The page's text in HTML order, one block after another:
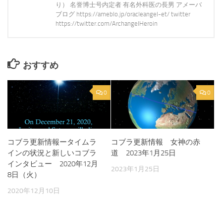
り） 名誉博士号内定者 有名外科医の長男 アメーバ
ブログ https://ameblo.jp/oracleangel-et/ twitter
https://twitter.com/ArchangelHeroin
おすすめ
0
コブラ更新情報ータイムラ
インの状況と新しいコブラ
インタビュー 2020年12月
8日（火）
2020年12月10日
0
コブラ更新情報 女神の赤
道 2023年1月25日
2023年1月25日